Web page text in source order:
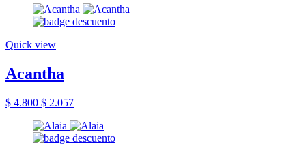
Quick view
Acantha
$ 4.800 $ 2.057